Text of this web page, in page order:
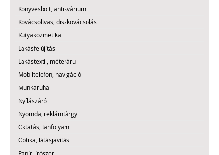
Könyvesbolt, antikvárium
Kovácsoltvas, diszkovácsolás
Kutyakozmetika
Lakásfelújítás
Lakástextil, méteráru
Mobiltelefon, navigáció
Munkaruha
Nyílászáró
Nyomda, reklámtárgy
Oktatás, tanfolyam
Optika, látásjavítás
Papír, írószer